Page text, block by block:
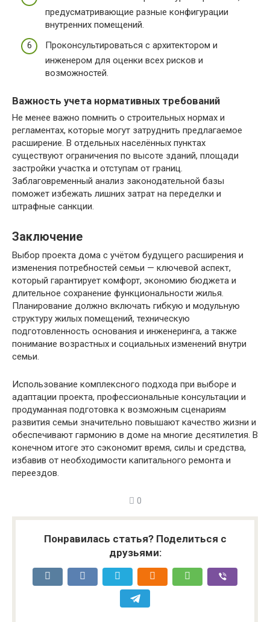
предусматривающие разные конфигурации
внутренних помещений.
Проконсультироваться с архитектором и
инженером для оценки всех рисков и
возможностей.
Важность учета нормативных требований
Не менее важно помнить о строительных нормах и
регламентах, которые могут затруднить предлагаемое
расширение. В отдельных населённых пунктах
существуют ограничения по высоте зданий, площади
застройки участка и отступам от границ.
Заблаговременный анализ законодательной базы
поможет избежать лишних затрат на переделки и
штрафные санкции.
Заключение
Выбор проекта дома с учётом будущего расширения и
изменения потребностей семьи — ключевой аспект,
который гарантирует комфорт, экономию бюджета и
длительное сохранение функциональности жилья.
Планирование должно включать гибкую и модульную
структуру жилых помещений, техническую
подготовленность основания и инженеринга, а также
понимание возрастных и социальных изменений внутри
семьи.
Использование комплексного подхода при выборе и
адаптации проекта, профессиональные консультации и
продуманная подготовка к возможным сценариям
развития семьи значительно повышают качество жизни и
обеспечивают гармонию в доме на многие десятилетия. В
конечном итоге это сэкономит время, силы и средства,
избавив от необходимости капитального ремонта и
переездов.
0
Понравилась статья? Поделиться с
друзьями: